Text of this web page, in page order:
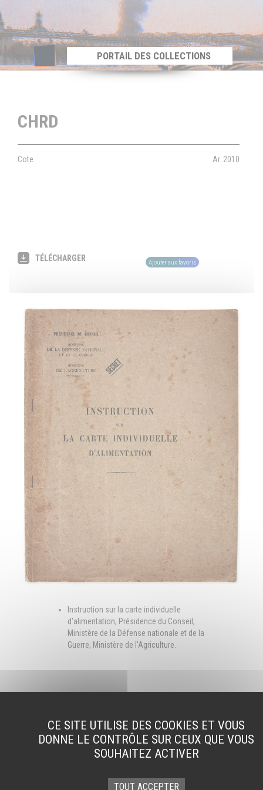
Panneau de gestion des cookies
CE SITE UTILISE DES COOKIES ET VOUS
DONNE LE CONTRÔLE SUR CEUX QUE VOUS
SOUHAITEZ ACTIVER
TOUT ACCEPTER
PORTAIL DES COLLECTIONS
CHRD
Cote : Ar. 2010
TÉLÉCHARGER Ajouter aux favoris
Instruction sur la carte individuelle
d'alimentation, Présidence du Conseil,
Ministère de la Défense nationale et de la
Guerre, Ministère de l'Agriculture.
SUIVEZ-NOUS
sur nos réseaux et notre newsletter